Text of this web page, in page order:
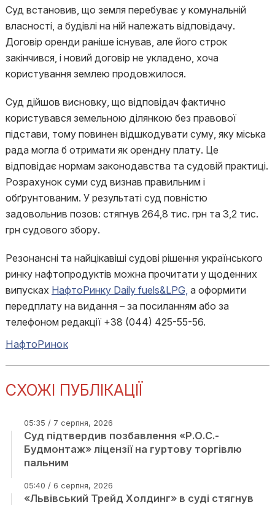
Суд встановив, що земля перебуває у комунальній
власності, а будівлі на ній належать відповідачу.
Договір оренди раніше існував, але його строк
закінчився, і новий договір не укладено, хоча
користування землею продовжилося.
Суд дійшов висновку, що відповідач фактично
користувався земельною ділянкою без правової
підстави, тому повинен відшкодувати суму, яку міська
рада могла б отримати як орендну плату. Це
відповідає нормам законодавства та судовій практиці.
Розрахунок суми суд визнав правильним і
обґрунтованим. У результаті суд повністю
задовольнив позов: стягнув 264,8 тис. грн та 3,2 тис.
грн судового збору.
Резонансні та найцікавіші судові рішення українського
ринку нафтопродуктів можна прочитати у щоденних
випусках НафтоРинку Daily fuels&LPG, а оформити
передплату на видання – за посиланням або за
телефоном редакції +38 (044) 425-55-56.
НафтоРинок
СХОЖІ ПУБЛІКАЦІЇ
05:35 / 7 серпня, 2026
Суд підтвердив позбавлення «Р.О.С.-
Будмонтаж» ліцензії на гуртову торгівлю
пальним
05:40 / 6 серпня, 2026
«Львівський Трейд Холдинг» в суді стягнув